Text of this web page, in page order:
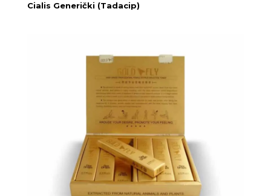
Cialis Generički (Tadacip)